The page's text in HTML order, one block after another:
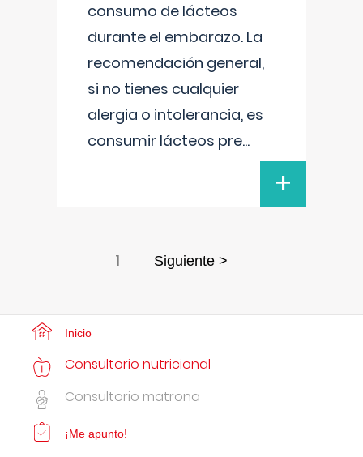
consumo de lácteos
durante el embarazo. La
recomendación general,
si no tienes cualquier
alergia o intolerancia, es
consumir lácteos pre...
+
1 Siguiente >
Inicio
Consultorio nutricional
Consultorio matrona
¡Me apunto!